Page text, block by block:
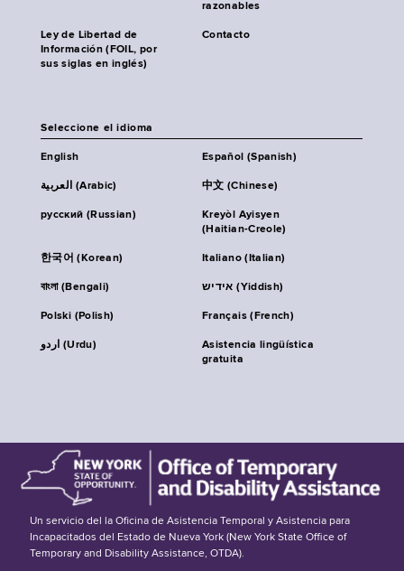
razonables
Ley de Libertad de
Información (FOIL, por
sus siglas en inglés)
Contacto
Seleccione el idioma
English Español (Spanish)
العربية (Arabic) 中文 (Chinese)
русский (Russian)
Kreyòl Ayisyen
(Haitian-Creole)
한국어 (Korean) Italiano (Italian)
বাংলা (Bengali) אידיש (Yiddish)
Polski (Polish) Français (French)
اردو (Urdu)
Asistencia lingüística
gratuita
Un servicio del la Oficina de Asistencia Temporal y Asistencia para
Incapacitados del Estado de Nueva York (New York State Office of
Temporary and Disability Assistance, OTDA).